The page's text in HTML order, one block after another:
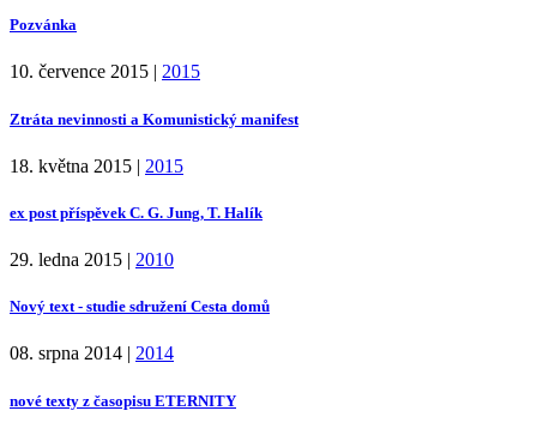
Pozvánka
10. července 2015 | 2015
Ztráta nevinnosti a Komunistický manifest
18. května 2015 | 2015
ex post příspěvek C. G. Jung, T. Halík
29. ledna 2015 | 2010
Nový text - studie sdružení Cesta domů
08. srpna 2014 | 2014
nové texty z časopisu ETERNITY